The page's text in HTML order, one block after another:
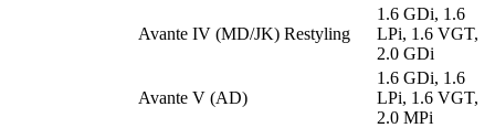
Avante IV (MD/JK) Restyling
1.6 GDi, 1.6
LPi, 1.6 VGT,
2.0 GDi
Avante V (AD)
1.6 GDi, 1.6
LPi, 1.6 VGT,
2.0 MPi